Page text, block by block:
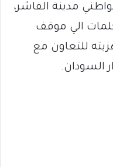
مدينة الفاشر،
الي موقف
للتعاون مع
السودان.